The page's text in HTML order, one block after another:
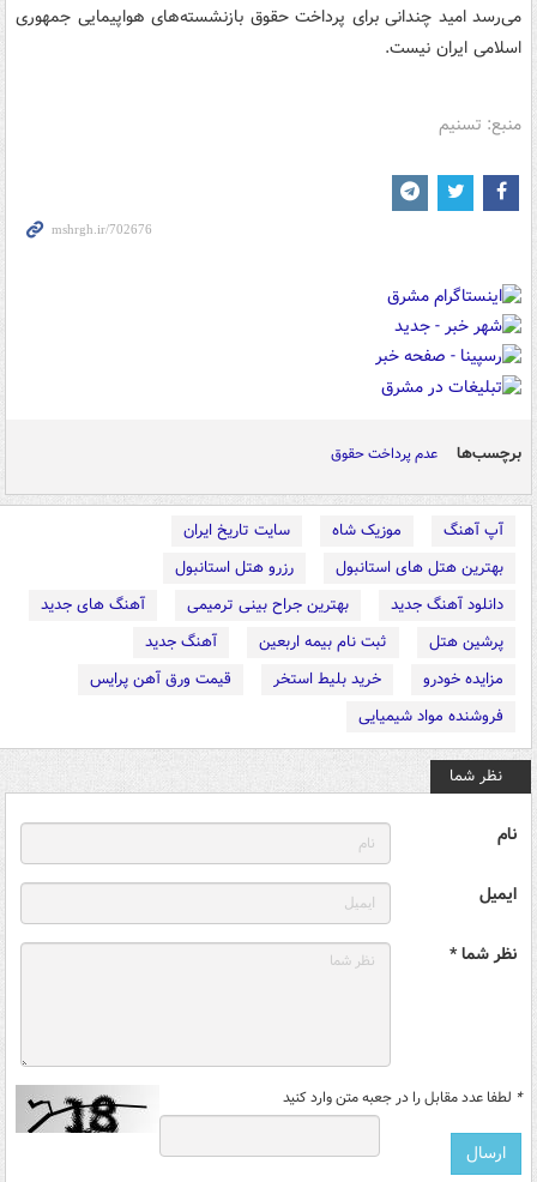
می‌رسد امید چندانی برای پرداخت حقوق بازنشسته‌های هواپیمایی جمهوری
اسلامی ایران نیست.
منبع: تسنیم
برچسب‌ها عدم پرداخت حقوق
آپ آهنگ موزیک شاه
سایت تاریخ ایران
بهترین هتل های استانبول
رزرو هتل استانبول
دانلود آهنگ جدید
بهترین جراح بینی ترمیمی
آهنگ های جدید
پرشین هتل
ثبت نام بیمه اربعین
آهنگ جدید
مزایده خودرو
خرید بلیط استخر
قیمت ورق آهن پرایس
فروشنده مواد شیمیایی
نظر شما
نام
ایمیل
نظر شما *
* لطفا عدد مقابل را در جعبه متن وارد کنید